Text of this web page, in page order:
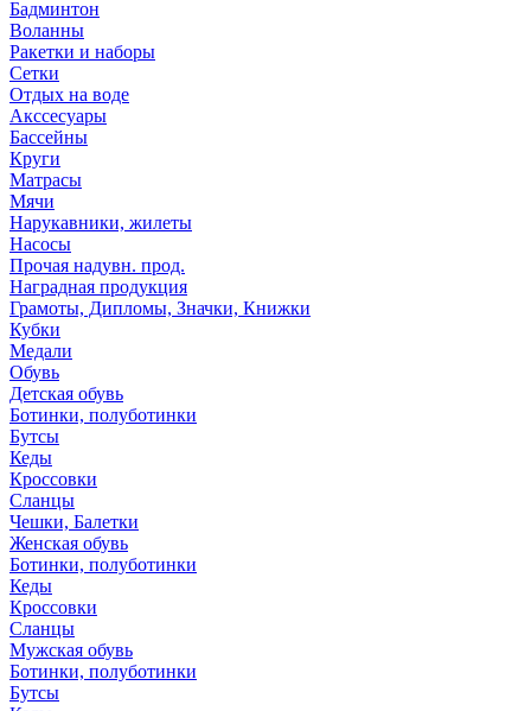
Бадминтон
Воланны
Ракетки и наборы
Сетки
Отдых на воде
Акссесуары
Бассейны
Круги
Матрасы
Мячи
Нарукавники, жилеты
Насосы
Прочая надувн. прод.
Наградная продукция
Грамоты, Дипломы, Значки, Книжки
Кубки
Медали
Обувь
Детская обувь
Ботинки, полуботинки
Бутсы
Кеды
Кроссовки
Сланцы
Чешки, Балетки
Женская обувь
Ботинки, полуботинки
Кеды
Кроссовки
Сланцы
Мужская обувь
Ботинки, полуботинки
Бутсы